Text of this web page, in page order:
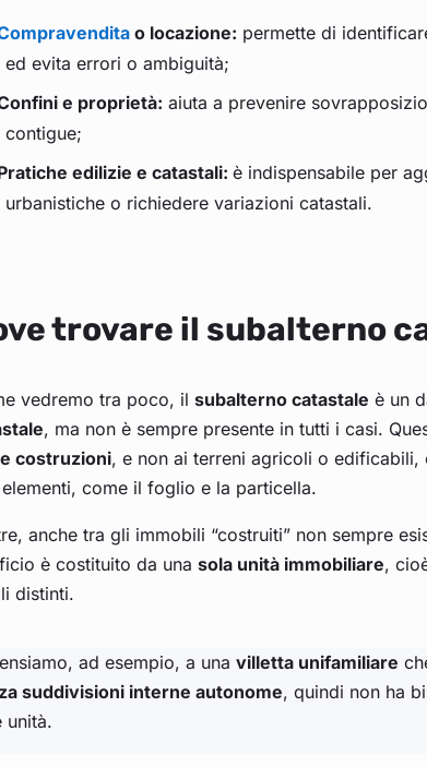
o locazione: permette di
ed evita errori o ambiguità;
e proprietà: aiuta a prevenire
contigue;
edilizie e catastali:è indispensabile per
urbanistiche o richiedere variazioni catastali.
trovare il subalterno
vedremo tra poco, il subalterno catastale è un
, ma non è sempre presente in tutti i casi.
costruzioni, e non ai terreni agricoli o edificabili,
come il foglio e la particella.
anche tra gli immobili “costruiti” non sempre
è costituito da una sola unità immobiliare,
distinti.
ad esempio, a una villetta unifamiliare
suddivisioni interne autonome, quindi non ha
unità.